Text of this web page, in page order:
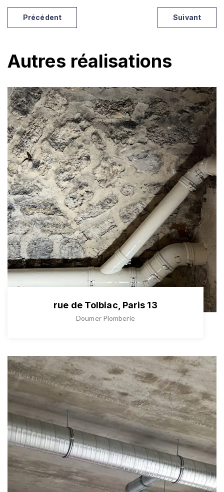
Précédent Suivant
Autres réalisations
rue de Tolbiac, Paris 13
Doumer Plomberie